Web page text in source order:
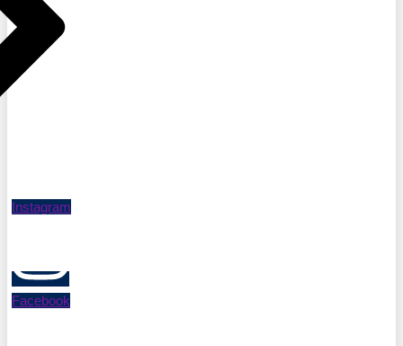
Instagram
Facebook